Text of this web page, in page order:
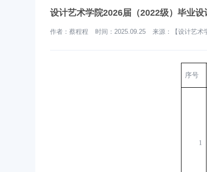
设计艺术学院2026届（2022级）毕业
作者：蔡程程 时间：2025.09.25 来源：【设计艺术
序号
1